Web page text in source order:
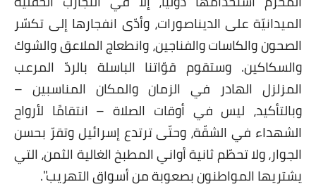
الميدانيّة على الديناصورات، وأدّى انفجارها إلى تكسّر
الصحون والكاسات والفناجين، وانطعاج الملاعق والشوك
والسكاكين. وستقوم قوّاتنا الباسلة بالردّ المرعب
المزلزل الهادر في الزمان والمكان المناسبين –
وبالتأكيد، ليس في أوقات الصلاة – انتقامًا لأرواح
الشهداء في الشقّة، وحتّى ترتدع إسرائيل وتقرّ بحسن
الجوار، ولا تحطّم ثانية أواني المطبخ الغالية الثمن، التي
يشتريها المواطنون بصعوبة من أسواق التهريب".